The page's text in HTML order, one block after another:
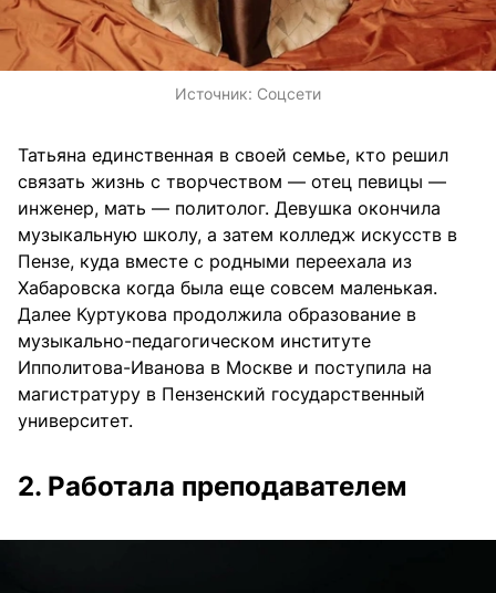
Источник: Соцсети
Татьяна единственная в своей семье, кто решил
связать жизнь с творчеством — отец певицы —
инженер, мать — политолог. Девушка окончила
музыкальную школу, а затем колледж искусств в
Пензе, куда вместе с родными переехала из
Хабаровска когда была еще совсем маленькая.
Далее Куртукова продолжила образование в
музыкально-педагогическом институте
Ипполитова-Иванова в Москве и поступила на
магистратуру в Пензенский государственный
университет.
2. Работала преподавателем